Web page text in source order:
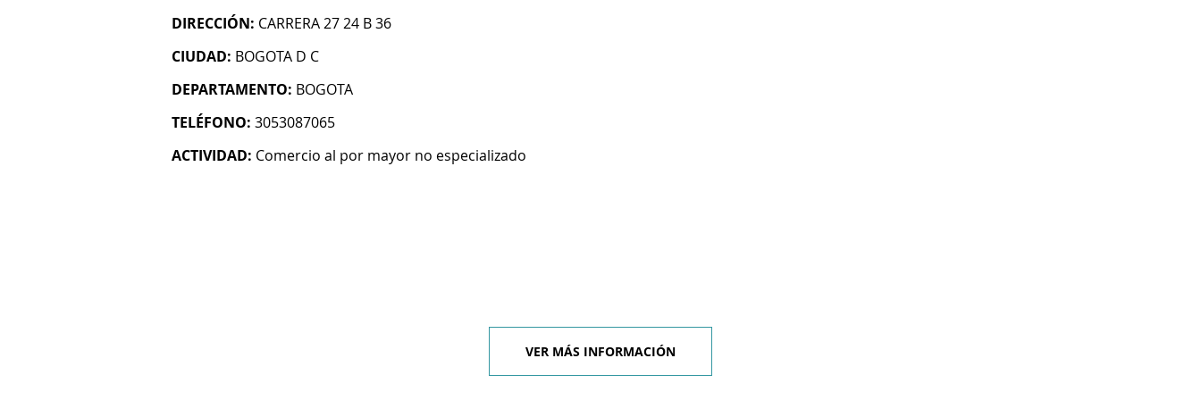
DIRECCIÓN: CARRERA 27 24 B 36
CIUDAD: BOGOTA D C
DEPARTAMENTO: BOGOTA
TELÉFONO: 3053087065
ACTIVIDAD: Comercio al por mayor no especializado
VER MÁS INFORMACIÓN